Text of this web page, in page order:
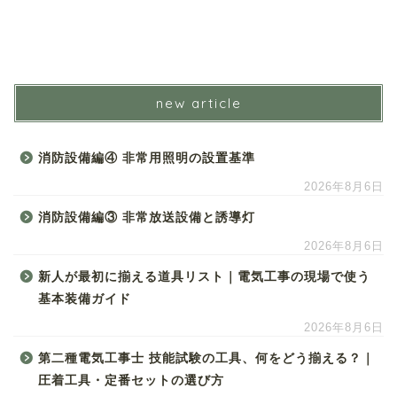
new article
消防設備編④ 非常用照明の設置基準
2026年8月6日
消防設備編③ 非常放送設備と誘導灯
2026年8月6日
新人が最初に揃える道具リスト｜電気工事の現場で使う
基本装備ガイド
2026年8月6日
第二種電気工事士 技能試験の工具、何をどう揃える？｜
圧着工具・定番セットの選び方